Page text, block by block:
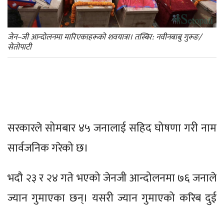
जेन–जी आन्दोलनमा मारिएकाहरूको शवयात्रा। तस्बिर: नवीनबाबु गुरूङ/
सेतोपाटी
सरकारले सोमबार ४५ जनालाई सहिद घोषणा गरी नाम
सार्वजनिक गरेको छ।
भदौ २३ र २४ गते भएको जेनजी आन्दोलनमा ७६ जनाले
ज्यान गुमाएका छन्। यसरी ज्यान गुमाएको करिब दुई